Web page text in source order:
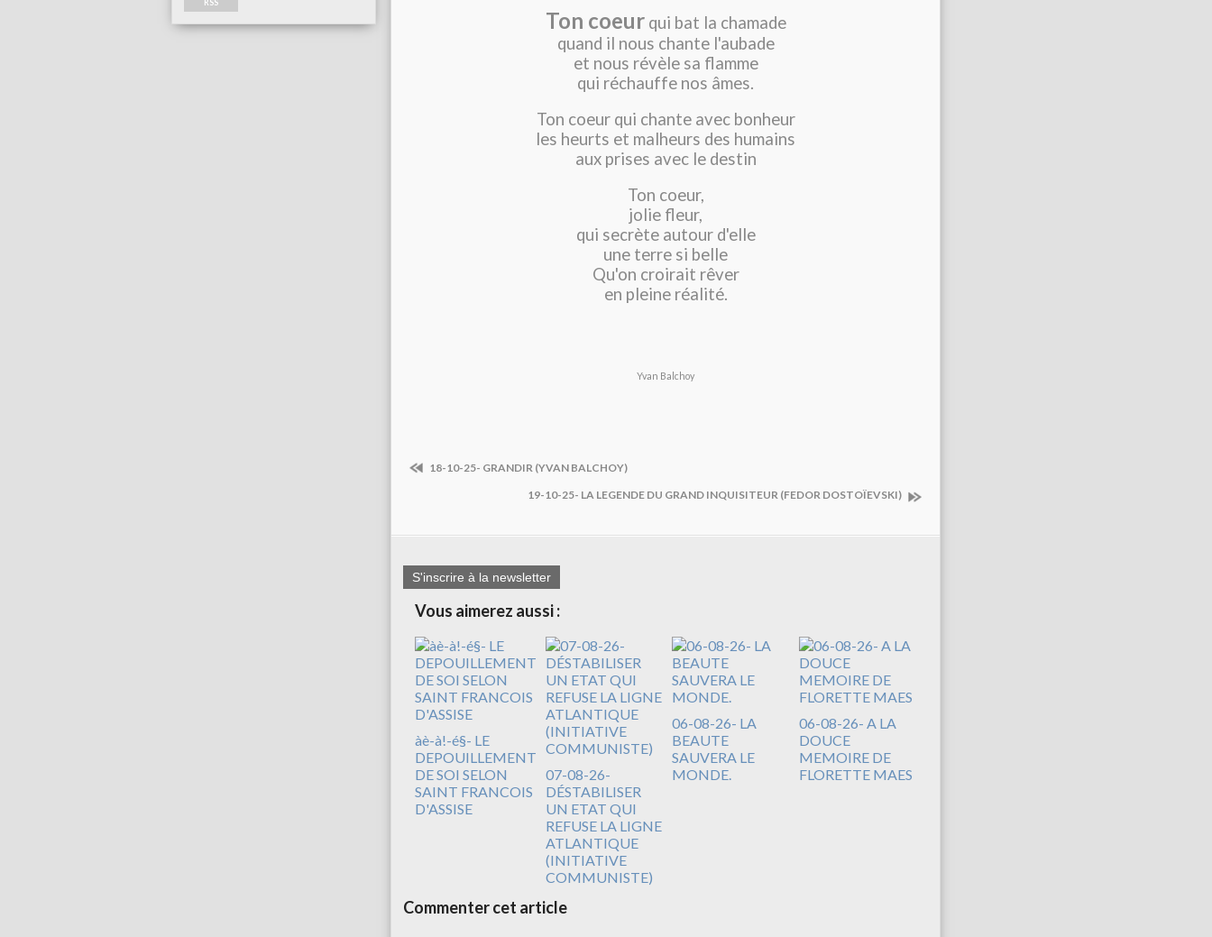
RSS
Ton coeur qui bat la chamade
quand il nous chante l'aubade
et nous révèle sa flamme
qui réchauffe nos âmes.
Ton coeur qui chante avec bonheur
les heurts et malheurs des humains
aux prises avec le destin
Ton coeur,
jolie fleur,
qui secrète autour d'elle
une terre si belle
Qu'on croirait rêver
en pleine réalité.
Yvan Balchoy
18-10-25- GRANDIR (YVAN BALCHOY)
19-10-25- LA LEGENDE DU GRAND INQUISITEUR (FEDOR DOSTOÏEVSKI)
S'inscrire à la newsletter
Vous aimerez aussi :
àè-à!-é§- LE
DEPOUILLEMENT
DE SOI SELON
SAINT FRANCOIS
D'ASSISE
07-08-26-
DÉSTABILISER
UN ETAT QUI
REFUSE LA LIGNE
ATLANTIQUE
(INITIATIVE
COMMUNISTE)
06-08-26- LA
BEAUTE
SAUVERA LE
MONDE.
06-08-26- A LA
DOUCE
MEMOIRE DE
FLORETTE MAES
Commenter cet article